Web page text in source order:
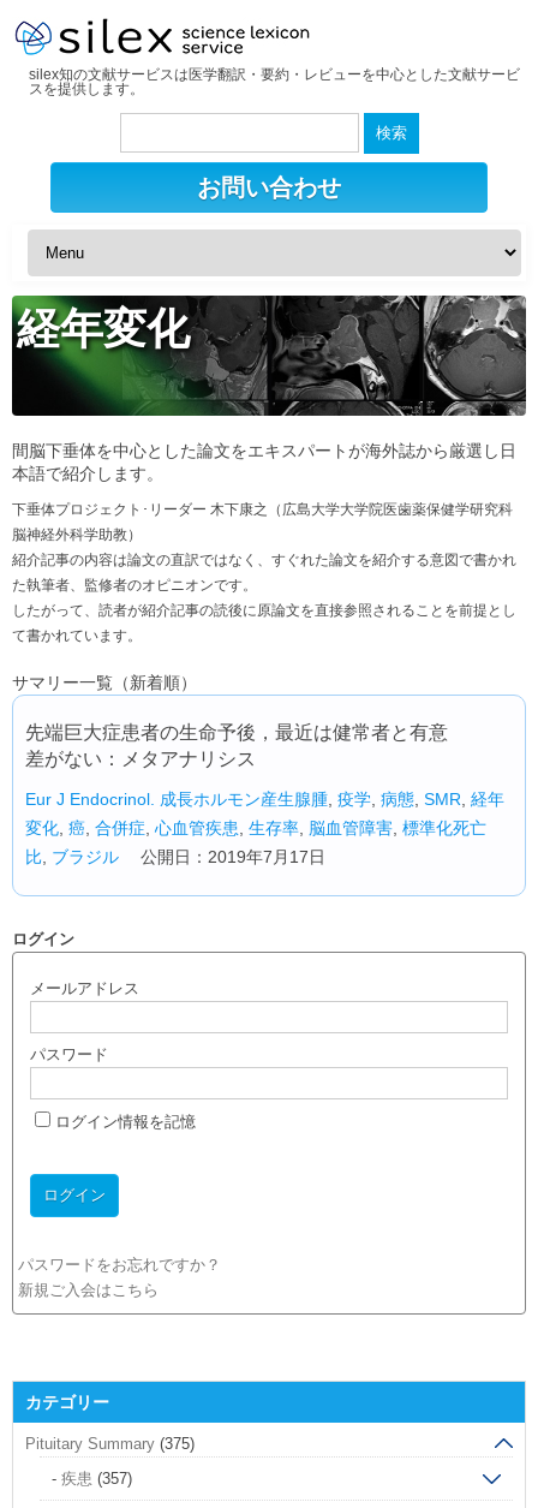
silex知の文献サービスは医学翻訳・要約・レビューを中心とした文献サービ
スを提供します。
検
お問い合わせ
経年変化
間脳下垂体を中心とした論文をエキスパートが海外誌から厳選し日
本語で紹介します。
下垂体プロジェクト･リーダー 木下康之（広島大学大学院医歯薬保健学研究科
脳神経外科学助教）
紹介記事の内容は論文の直訳ではなく、すぐれた論文を紹介する意図で書かれ
た執筆者、監修者のオピニオンです。
したがって、読者が紹介記事の読後に原論文を直接参照されることを前提とし
て書かれています。
サマリー一覧（新着順）
先端巨大症患者の生命予後，最近は健常者と有意
差がない：メタアナリシス
Eur J Endocrinol. 成長ホルモン産生腺腫 疫学 病態 SMR 経年
変化 癌 合併症 心血管疾患 生存率 脳血管障害 標準化死亡
比 ブラジル 公開日：2019年7月17日
ログイン
メールアドレス
パスワード
ログイン情報を記憶
パスワードをお忘れですか？
新規ご入会はこちら
カテゴリー
Pituitary Summary (375)
疾患 (357)